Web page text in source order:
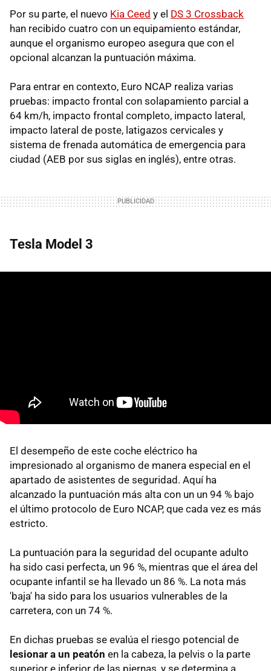
Por su parte, el nuevo Kia Ceed y el DS 3 Crossback
han recibido cuatro con un equipamiento estándar,
aunque el organismo europeo asegura que con el
opcional alcanzan la puntuación máxima.
Para entrar en contexto, Euro NCAP realiza varias
pruebas: impacto frontal con solapamiento parcial a
64 km/h, impacto frontal completo, impacto lateral,
impacto lateral de poste, latigazos cervicales y
sistema de frenada automática de emergencia para
ciudad (AEB por sus siglas en inglés), entre otras.
Tesla Model 3
El desempeño de este coche eléctrico ha
impresionado al organismo de manera especial en el
apartado de asistentes de seguridad. Aquí ha
alcanzado la puntuación más alta con un un 94 % bajo
el último protocolo de Euro NCAP, que cada vez es más
estricto.
La puntuación para la seguridad del ocupante adulto
ha sido casi perfecta, un 96 %, mientras que el área del
ocupante infantil se ha llevado un 86 %. La nota más
'baja' ha sido para los usuarios vulnerables de la
carretera, con un 74 %.
En dichas pruebas se evalúa el riesgo potencial de
lesionar a un peatón en la cabeza, la pelvis o la parte
superior e inferior de las piernas, y se determina a